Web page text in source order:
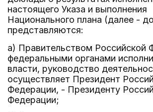
настоящего Указа и выполнения
Национального плана (далее -
представляются:
а) Правительством Российской
федеральными органами
власти, руководство
осуществляет Президент
Федерации, - Президенту
Федерации;